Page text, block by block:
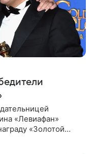
«Левиафан»
«Золотой